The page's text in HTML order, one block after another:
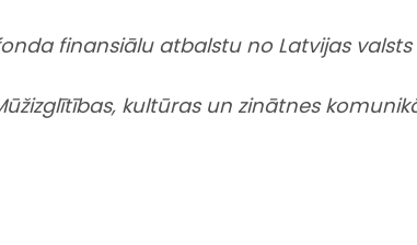
finansiālu atbalstu no Latvijas valsts
kultūras un zinātnes